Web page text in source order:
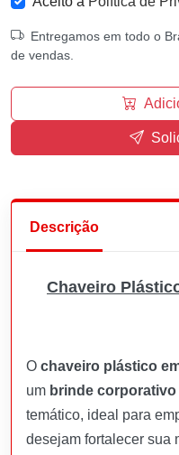
Entregamos em todo o
de vendas.
Descrição
Chaveiro
O chaveiro plástico
um brinde corporativo
temático, ideal para
desejam fortalecer sua